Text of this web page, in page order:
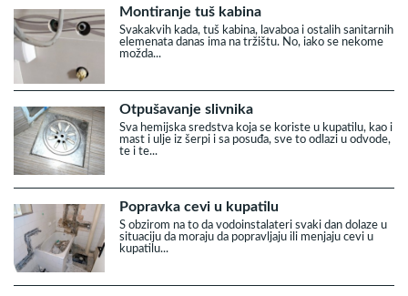
Montiranje tuš kabina
Svakakvih kada, tuš kabina, lavaboa i ostalih sanitarnih
elemenata danas ima na tržištu. No, iako se nekome
možda...
Otpušavanje slivnika
Sva hemijska sredstva koja se koriste u kupatilu, kao i
mast i ulje iz šerpi i sa posuđa, sve to odlazi u odvode,
te i te...
Popravka cevi u kupatilu
S obzirom na to da vodoinstalateri svaki dan dolaze u
situaciju da moraju da popravljaju ili menjaju cevi u
kupatilu...